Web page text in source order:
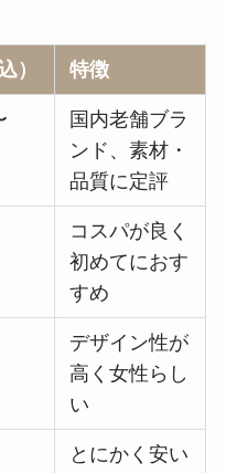
） 特徴
国内老舗ブラ
ンド、素材・
品質に定評
コスパが良く
初めてにおす
すめ
デザイン性が
高く女性らし
い
とにかく安い